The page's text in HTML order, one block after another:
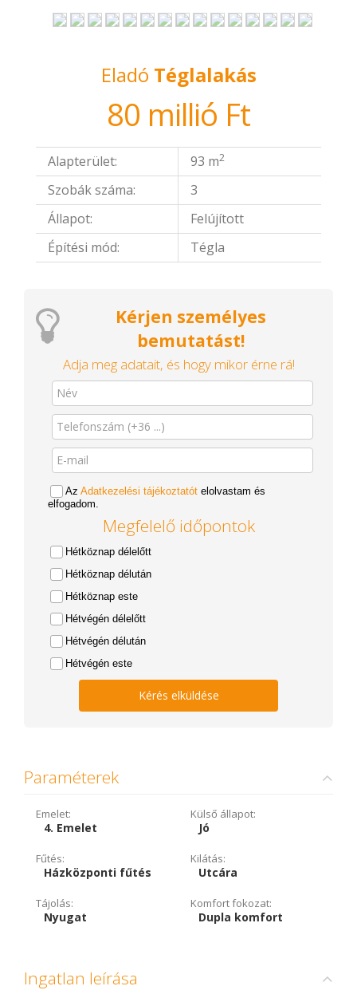
Eladó Téglalakás
80 millió Ft
Alapterület: 93 m2
Szobák száma:
3
Állapot:
Felújított
Építési mód:
Tégla
Kérjen személyes
bemutatást!
Adja meg adatait, és hogy mikor érne rá!
Az Adatkezelési tájékoztatót elolvastam és
elfogadom.
Megfelelő időpontok
Hétköznap délelőtt
Hétköznap délután
Hétköznap este
Hétvégén délelőtt
Hétvégén délután
Hétvégén este
Kérés elküldése
Paraméterek
Emelet:
4. Emelet
Külső állapot:
Jó
Fűtés:
Házközponti fűtés
Kilátás:
Utcára
Tájolás:
Nyugat
Komfort fokozat:
Dupla komfort
Ingatlan leírása